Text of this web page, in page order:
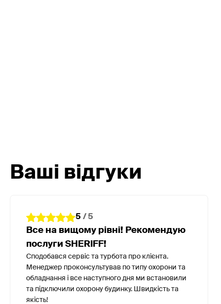
Ваші відгуки
5 / 5
Все на вищому рівні! Рекомендую
послуги SHERIFF!
Сподобався сервіс та турбота про клієнта.
Менеджер проконсультував по типу охорони та
обладнання і все наступного дня ми встановили
та підключили охорону будинку. Швидкість та
якість!